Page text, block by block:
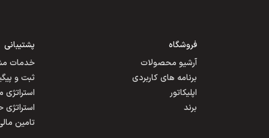
فروشگاه
آرشیو محصولات
برنامه های کاربردی
اپلیکاتور
برند
پشتیبانی
خدمات
ثبت و
تامین